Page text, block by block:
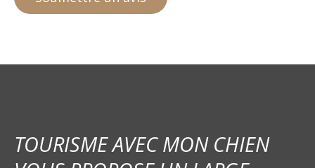
TOURISME AVEC MON CHIEN